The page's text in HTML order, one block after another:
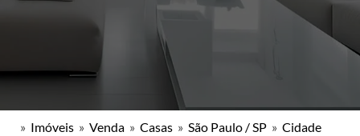
» Imóveis » Venda » Casas » São Paulo / SP » Cidade